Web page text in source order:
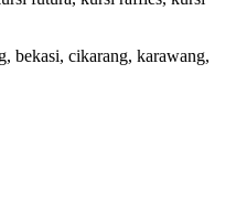
bekasi, cikarang, karawang,